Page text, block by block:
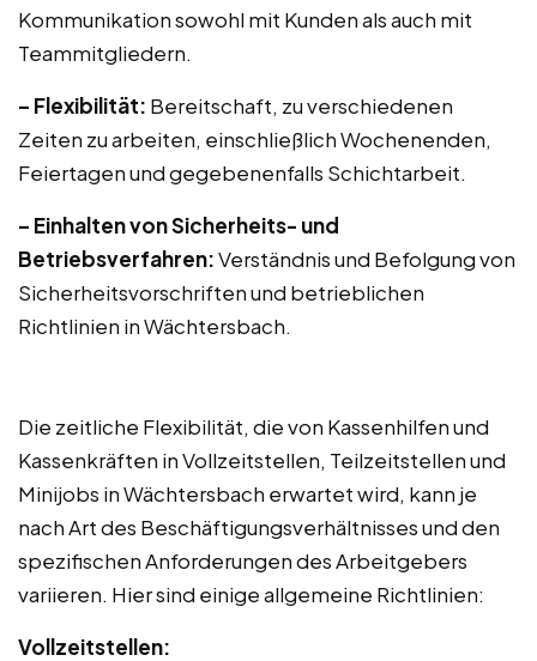
Kommunikation sowohl mit Kunden als auch mit
Teammitgliedern.
– Flexibilität: Bereitschaft, zu verschiedenen
Zeiten zu arbeiten, einschließlich Wochenenden,
Feiertagen und gegebenenfalls Schichtarbeit.
– Einhalten von Sicherheits- und
Betriebsverfahren:Verständnis und Befolgung von
Sicherheitsvorschriften und betrieblichen
Richtlinien in Wächtersbach.
Die zeitliche Flexibilität, die von Kassenhilfen und
Kassenkräften in Vollzeitstellen, Teilzeitstellen und
Minijobs in Wächtersbach erwartet wird, kann je
nach Art des Beschäftigungsverhältnisses und den
spezifischen Anforderungen des Arbeitgebers
variieren. Hier sind einige allgemeine Richtlinien:
Vollzeitstellen: